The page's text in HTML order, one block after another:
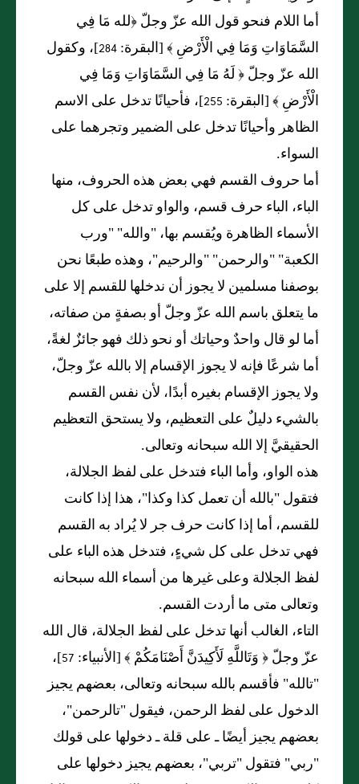
أما اللام فنحو قول الله عزّ وجلّ ﴿لله مَا فِي
السَّمَاوَاتِ وَمَا فِي الْأَرْضِ ﴾ [البقرة: 284]، وكقول
الله عزّ وجلّ ﴿ لَهُ مَا فِي السَّمَاوَاتِ وَمَا فِي
الْأَرْضِ ﴾ [البقرة: 255]، فأحيانًا تدخل على الاسم
الظاهر وأحيانًا تدخل على الضمير وتجرهما على
السواء.
أما حروف القسم فهي بعض هذه الحروف، منها
الباء، الباء حرف قسم، والواو تدخل على كل
الأسماء الظاهرة ويُقسم بها، "والله" "ورب
الكعبة" "والرحمن" "والرحيم"، وهذه طبعًا نحن
بوصفنا مسلمين لا يجوز أن ندخلها للقسم إلا على
ما يتعلق باسم الله عزّ وجلّ أو بصفةٍ من صفاته،
أما لو قال واحدٌ وحياتك أو نحو ذلك فهو جائزٌ لغةً،
أما شرعًا فإنه لا يجوز الإقسام إلا بالله عزّ وجلّ،
ولا يجوز الإقسام بغيره أبدًا، لأن نفس القسم
بالشيء دليلٌ على التعظيم، ولا يستحق التعظيم
الحقيقيَّ إلا الله سبحانه وتعالى.
هذه الواو، وأما الباء فتدخل على لفظ الجلالة،
فتقول "بالله أن تعمل كذا وكذا"، هذا إذا كانت
للقسم، أما إذا كانت حرف جر لا يُراد به القسم
فهي تدخل على كل شيءٍ، فتدخل هذه الباء على
لفظ الجلالة وعلى غيرها من أسماء الله سبحانه
وتعالى متى ما أردت القسم.
التاء، الغالب أنها تدخل على لفظ الجلالة، قال الله
عزّ وجلّ ﴿ وَتَاللَّهِ لَأَكِيدَنَّ أَصْنَامَكُمْ ﴾ [الأنبياء: 57]،
"تالله" فأقسم بالله سبحانه وتعالى، بعضهم يجيز
الدخول على لفظ الرحمن، فيقول "تالرحمن"،
بعضهم يجيز أيضًا ـ على قلة ـ دخولها على قولك
"ربي" فتقول "تربي"، بعضهم يجيز دخولها على